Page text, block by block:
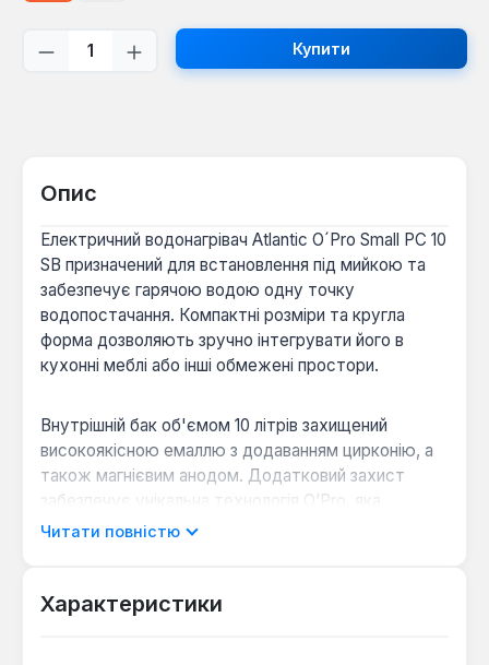
Кількість товару: Введіть потрібну
Купити
Опис
Електричний водонагрівач Atlantic O´Pro Small PC 10
SB призначений для встановлення під мийкою та
забезпечує гарячою водою одну точку
водопостачання. Компактні розміри та кругла
форма дозволяють зручно інтегрувати його в
кухонні меблі або інші обмежені простори.
Внутрішній бак об'ємом 10 літрів захищений
високоякісною емаллю з додаванням цирконію, а
також магнієвим анодом. Додатковий захист
забезпечує унікальна технологія O’Pro, яка
подвоює термін служби магнієвого анода,
раз на два роки. Мідний «мокрий» ТЕН потужністю
Читати повністю
Характеристики